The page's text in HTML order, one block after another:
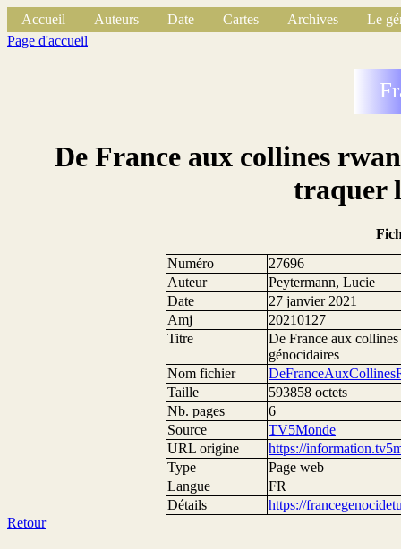
Accueil Auteurs Date Cartes Archives
Le
Page d'accueil
De France aux collines
traquer
Numéro
27696
Auteur
Peytermann, Lucie
Date
27 janvier 2021
Amj
20210127
Titre
De France aux
génocidaires
Nom fichier
Taille
593858 octets
Nb. pages
6
Source
TV5Monde
URL origine
https://
Type
Page web
Langue
FR
Détails
https://
Retour